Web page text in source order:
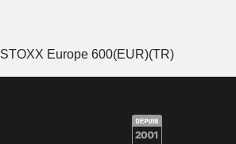
STOXX Europe 600(EUR)(TR)